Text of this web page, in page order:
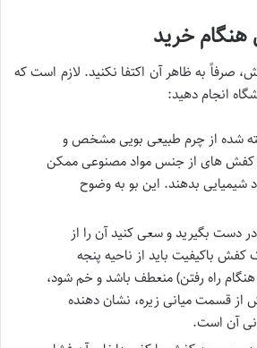
خرید
به ظاهر آن اکتفا نکنید. لازم است که
انجام دهید:
شده از چرم طبیعی بویی مشخص و
کفش های از جنس مواد مصنوعی ممکن
شیمیایی بدهند. این بو به وضوح
دست بگیرید و سعی کنید آن را از
باکیفیت باید از ناحیه پنجه
راه رفتن) منعطف باشد و خم شود،
قسمت میانی زیره، نشان دهنده
آن است.